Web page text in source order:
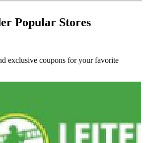
Popular Stores
exclusive coupons for your favorite